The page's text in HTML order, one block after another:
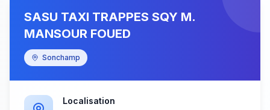
SASU TAXI TRAPPES SQY M.
MANSOUR FOUED
Sonchamp
Localisation